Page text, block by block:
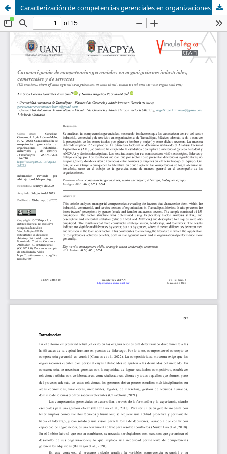
Caracterización de competencias gerenciales en organizaciones industriales, comerciales y de servicios